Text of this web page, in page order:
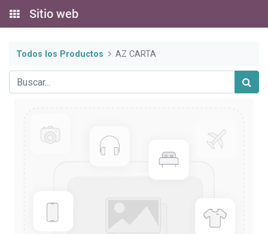
Sitio web
Todos los Productos AZ CARTA